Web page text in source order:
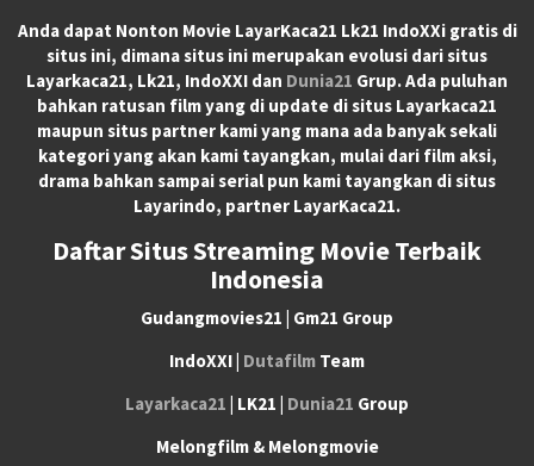
Anda dapat Nonton Movie LayarKaca21 Lk21 IndoXXigratis di
situs ini, dimana situs ini merupakan evolusi dari situs
Layarkaca21, Lk21, IndoXXI dan Dunia21 Grup. Ada puluhan
bahkan ratusan film yang di update di situs Layarkaca21
maupun situs partner kami yang mana ada banyak sekali
kategori yang akan kami tayangkan, mulai dari film aksi,
drama bahkan sampai serial pun kami tayangkan di situs
Layarindo, partner LayarKaca21.
Daftar Situs Streaming Movie Terbaik
Indonesia
Gudangmovies21 | Gm21 Group
IndoXXI | Dutafilm Team
Layarkaca21 | LK21 | Dunia21 Group
Melongfilm & Melongmovie